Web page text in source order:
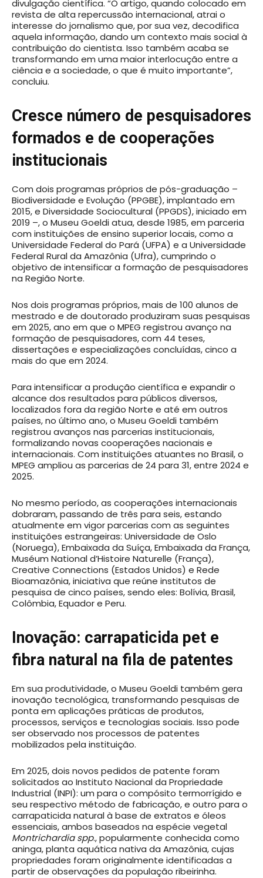
divulgação científica. “O artigo, quando colocado em
revista de alta repercussão internacional, atrai o
interesse do jornalismo que, por sua vez, decodifica
aquela informação, dando um contexto mais social à
contribuição do cientista. Isso também acaba se
transformando em uma maior interlocução entre a
ciência e a sociedade, o que é muito importante”,
concluiu.
Cresce número de pesquisadores
formados e de cooperações
institucionais
Com dois programas próprios de pós-graduação –
Biodiversidade e Evolução (PPGBE), implantado em
2015, e Diversidade Sociocultural (PPGDS), iniciado em
2019 –, o Museu Goeldi atua, desde 1985, em parceria
com instituições de ensino superior locais, como a
Universidade Federal do Pará (UFPA) e a Universidade
Federal Rural da Amazônia (Ufra), cumprindo o
objetivo de intensificar a formação de pesquisadores
na Região Norte.
Nos dois programas próprios, mais de 100 alunos de
mestrado e de doutorado produziram suas pesquisas
em 2025, ano em que o MPEG registrou avanço na
formação de pesquisadores, com 44 teses,
dissertações e especializações concluídas, cinco a
mais do que em 2024.
Para intensificar a produção científica e expandir o
alcance dos resultados para públicos diversos,
localizados fora da região Norte e até em outros
países, no último ano, o Museu Goeldi também
registrou avanços nas parcerias institucionais,
formalizando novas cooperações nacionais e
internacionais. Com instituições atuantes no Brasil, o
MPEG ampliou as parcerias de 24 para 31, entre 2024 e
2025.
No mesmo período, as cooperações internacionais
dobraram, passando de três para seis, estando
atualmente em vigor parcerias com as seguintes
instituições estrangeiras: Universidade de Oslo
(Noruega), Embaixada da Suíça, Embaixada da França,
Muséum National d’Histoire Naturelle (França),
Creative Connections (Estados Unidos) e Rede
Bioamazônia, iniciativa que reúne institutos de
pesquisa de cinco países, sendo eles: Bolívia, Brasil,
Colômbia, Equador e Peru.
Inovação: carrapaticida pet e
fibra natural na fila de patentes
Em sua produtividade, o Museu Goeldi também gera
inovação tecnológica, transformando pesquisas de
ponta em aplicações práticas de produtos,
processos, serviços e tecnologias sociais. Isso pode
ser observado nos processos de patentes
mobilizados pela instituição.
Em 2025, dois novos pedidos de patente foram
solicitados ao Instituto Nacional da Propriedade
Industrial (INPI): um para o compósito termorrígido e
seu respectivo método de fabricação, e outro para o
carrapaticida natural à base de extratos e óleos
essenciais, ambos baseados na espécie vegetal
Montrichardia spp., popularmente conhecida como
aninga, planta aquática nativa da Amazônia, cujas
propriedades foram originalmente identificadas a
partir de observações da população ribeirinha.